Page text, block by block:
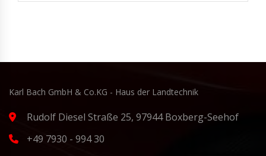
Karl Bach GmbH & Co.KG - Haus der Landtechnik
Rudolf Diesel Straße 25, 97944 Boxberg-Seehof
+49 7930 - 994 30